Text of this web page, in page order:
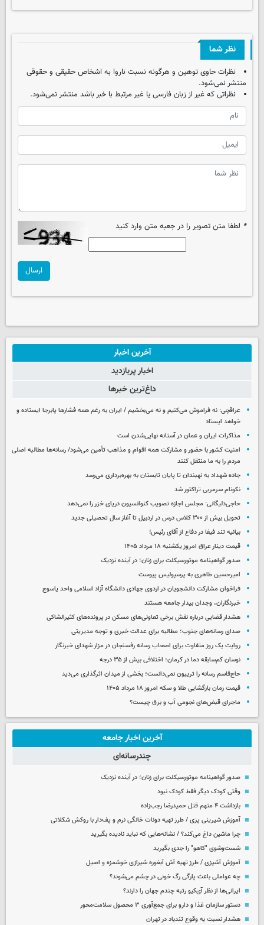
نظر شما
نظرات حاوی توهین و هرگونه نسبت ناروا به اشخاص حقیقی و حقوقی
منتشر نمی‌شود.
نظراتی که غیر از زبان فارسی یا غیر مرتبط با خبر باشد منتشر نمی‌شود.
* لطفا متن تصویر را در جعبه متن وارد کنید
ارسال
آخرین اخبار
اخبار پربازدید
داغ‌ترین خبرها
عراقچی: نه فراموش می‌کنیم و نه می‌بخشیم / ایران به رغم همه فشارها پابرجا ایستاده و
خواهد ایستاد
مذاکرات ایران و عمان در آستانه نهایی‌شدن است
امنیت کشور با حضور و مشارکت همه اقوام و مذاهب تأمین می‌شود/ رسانه‌ها مطالبه اصلی
مردم را به ما منتقل کنند
جاده شهداد به نهبندان تا پایان تابستان به بهره‌برداری می‌رسد
نکونام سرمربی تراکتور شد
حاجی‌دلیگانی: مجلس اجازه تصویب کنوانسیون دریای خزر را نمی‌دهد
تحویل بیش از ۳۰۰ کلاس درس در اردبیل تا آغاز سال تحصیلی جدید
بیانیه تند فیفا در دفاع از آقای رئیس!
قیمت دینار عراق امروز یکشنبه ۱۸ مرداد ۱۴۰۵
صدور گواهینامه موتورسیکلت برای زنان؛ در آینده نزدیک
امیرحسین طاهری به پرسپولیس پیوست
فراخوان مشارکت دانشجویان در اردوی جهادی دانشگاه آزاد اسلامی واحد یاسوج
خبرنگاران، وجدان بیدار جامعه هستند
هشدار قضایی درباره نقش برخی تعاونی‌های مسکن در پرونده‌های کثیرالشاکی
صدای رسانه‌های جنوب؛ مطالبه برای عدالت خبری و توجه مدیریتی
روایت یک روز متفاوت برای اصحاب رسانه رفسنجان در مزار شهدای خبرنگار
نوسان کم‌سابقه دما در کرمان؛ اختلافی بیش از ۳۵ درجه
حاج‌قاسم رسانه را تریبون نمی‌دانست؛ بخشی از میدان اثرگذاری می‌دید
قیمت زمان بازگشایی طلا و سکه امروز ۱۸ مرداد ۱۴۰۵
ماجرای قبض‌های نجومی آب و برق چیست؟
آخرین اخبار جامعه
چندرسانه‌ای
صدور گواهینامه موتورسیکلت برای زنان؛ در آینده نزدیک
وقتی کودک دیگر فقط کودک نبود
بازداشت ۴ متهم قتل حمیدرضا رجب‌زاده
آموزش شیرینی پزی / طرز تهیه دونات خانگی نرم و پف‌دار با روکش شکلاتی
چرا ماشین داغ می‌کند؟ / نشانه‌هایی که نباید نادیده بگیرید
شست‌وشوی "کاهو" را جدی بگیرید
آموزش آشپزی / طرز تهیه آش آبغوره شیرازی خوشمزه و اصیل
چه عواملی باعث پارگی رگ خونی در چشم می‌شوند؟
ایرانی‌ها از نظر آی‌کیو رتبه چندم جهان را دارند؟
دستور سازمان غذا و دارو برای جمع‌آوری ۳ محصول سلامت‌محور
هشدار نسبت به وقوع تندباد در تهران